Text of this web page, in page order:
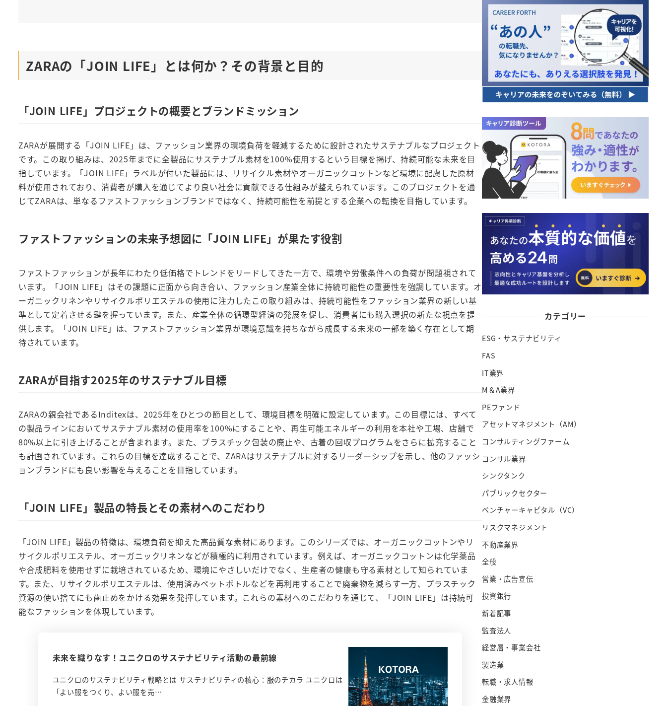
ZARAの「JOIN LIFE」とは何か？その背景と目的
「JOIN LIFE」プロジェクトの概要とブランドミッション
ZARAが展開する「JOIN LIFE」は、ファッション業界の環境負荷を軽減するために設計されたサステナブルなプロジェクト
です。この取り組みは、2025年までに全製品にサステナブル素材を100%使用するという目標を掲げ、持続可能な未来を目
指しています。「JOIN LIFE」ラベルが付いた製品には、リサイクル素材やオーガニックコットンなど環境に配慮した原材
料が使用されており、消費者が購入を通じてより良い社会に貢献できる仕組みが整えられています。このプロジェクトを通
じてZARAは、単なるファストファッションブランドではなく、持続可能性を前提とする企業への転換を目指しています。
ファストファッションの未来予想図に「JOIN LIFE」が果たす役割
ファストファッションが長年にわたり低価格でトレンドをリードしてきた一方で、環境や労働条件への負荷が問題視されて
います。「JOIN LIFE」はその課題に正面から向き合い、ファッション産業全体に持続可能性の重要性を強調しています。オ
ーガニックリネンやリサイクルポリエステルの使用に注力したこの取り組みは、持続可能性をファッション業界の新しい基
準として定着させる鍵を握っています。また、産業全体の循環型経済の発展を促し、消費者にも購入選択の新たな視点を提
供します。「JOIN LIFE」は、ファストファッション業界が環境意識を持ちながら成長する未来の一部を築く存在として期
待されています。
ZARAが目指す2025年のサステナブル目標
ZARAの親会社であるInditexは、2025年をひとつの節目として、環境目標を明確に設定しています。この目標には、すべて
の製品ラインにおいてサステナブル素材の使用率を100%にすることや、再生可能エネルギーの利用を本社や工場、店舗で
80%以上に引き上げることが含まれます。また、プラスチック包装の廃止や、古着の回収プログラムをさらに拡充すること
も計画されています。これらの目標を達成することで、ZARAはサステナブルに対するリーダーシップを示し、他のファッシ
ョンブランドにも良い影響を与えることを目指しています。
「JOIN LIFE」製品の特長とその素材へのこだわり
「JOIN LIFE」製品の特徴は、環境負荷を抑えた高品質な素材にあります。このシリーズでは、オーガニックコットンやリ
サイクルポリエステル、オーガニックリネンなどが積極的に利用されています。例えば、オーガニックコットンは化学薬品
や合成肥料を使用せずに栽培されているため、環境にやさしいだけでなく、生産者の健康も守る素材として知られていま
す。また、リサイクルポリエステルは、使用済みペットボトルなどを再利用することで廃棄物を減らす一方、プラスチック
資源の使い捨てにも歯止めをかける効果を発揮しています。これらの素材へのこだわりを通じて、「JOIN LIFE」は持続可
能なファッションを体現しています。
未来を織りなす！ユニクロのサステナビリティ活動の最前線
ユニクロのサステナビリティ戦略とは サステナビリティの核心：服のチカラ ユニクロは
「よい服をつくり、よい服を売…
カテゴリー
ESG・サステナビリティ
FAS
IT業界
M＆A業界
PEファンド
アセットマネジメント（AM）
コンサルティングファーム
コンサル業界
シンクタンク
パブリックセクター
ベンチャーキャピタル（VC）
リスクマネジメント
不動産業界
全般
営業・広告宣伝
投資銀行
新着記事
監査法人
経営層・事業会社
製造業
転職・求人情報
金融業界